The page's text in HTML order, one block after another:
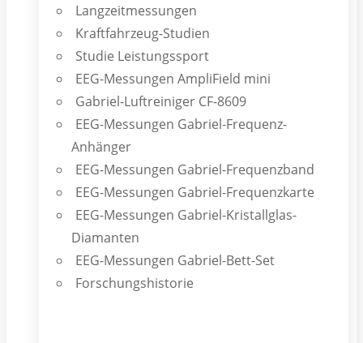
Langzeitmessungen
Kraftfahrzeug-Studien
Studie Leistungssport
EEG-Messungen AmpliField mini
Gabriel-Luftreiniger CF-8609
EEG-Messungen Gabriel-Frequenz-
Anhänger
EEG-Messungen Gabriel-Frequenzband
EEG-Messungen Gabriel-Frequenzkarte
EEG-Messungen Gabriel-Kristallglas-
Diamanten
EEG-Messungen Gabriel-Bett-Set
Forschungshistorie